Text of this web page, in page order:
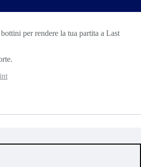
per rendere la tua partita a Last